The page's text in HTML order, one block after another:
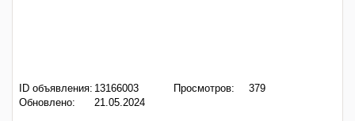
ID объявления: 13166003
Обновлено:
21.05.2024
Просмотров: 379